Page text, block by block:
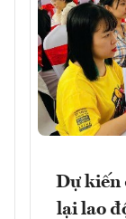
Dự kiến
lại lao